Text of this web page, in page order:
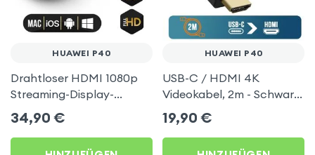
HUAWEI P40
Drahtloser HDMI 1080p
Streaming-Display-
Dongle, TV-Video-
Empfänger (Miracast,
AirPlay, DLNA-
34,90 €
HUAWEI P40
USB-C / HDMI 4K
Videokabel, 2m - Schwarz
für Huawei P40
19,90 €